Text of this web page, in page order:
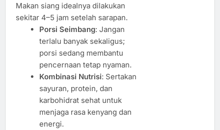
Makan siang idealnya dilakukan
sekitar 4–5 jam setelah sarapan.
Porsi Seimbang: Jangan
terlalu banyak sekaligus;
porsi sedang membantu
pencernaan tetap nyaman.
Kombinasi Nutrisi: Sertakan
sayuran, protein, dan
karbohidrat sehat untuk
menjaga rasa kenyang dan
energi.